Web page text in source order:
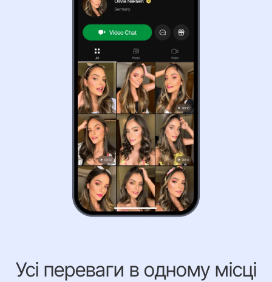
Усі переваги в одному місці